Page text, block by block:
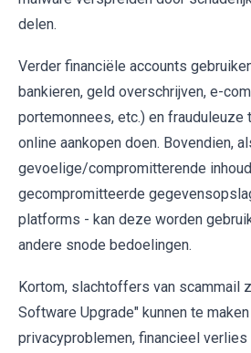
delen.
Verder financiële accounts
bankieren, geld overschrijven, e-
portemonnees, etc.) en
online aankopen doen. Bovendien,
gevoelige/compromitterende
gecompromitteerde
platforms - kan deze worden
andere snode bedoelingen.
Kortom, slachtoffers van scammail
Software Upgrade" kunnen te
privacyproblemen, financieel